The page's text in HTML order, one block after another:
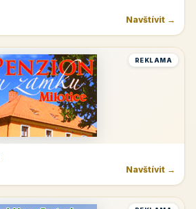
Navštívit →
REKLAMA
Navštívit →